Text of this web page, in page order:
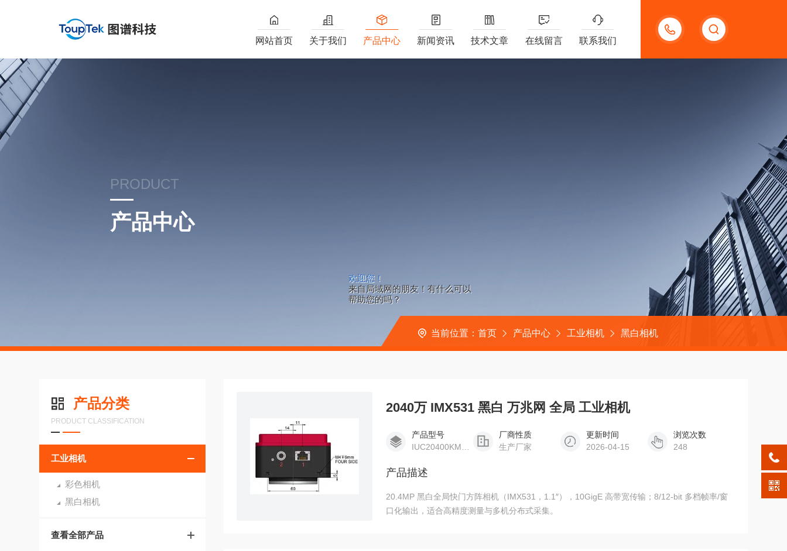
欢迎您！
来自局域网的朋友！有什么可以
帮助您的吗？
13656630023
网站首页 关于我们 产品中心 新闻资讯 技术文章 在线留言 联系我们
PRODUCT
产品中心
当前位置： 首页 产品中心 工业相机 黑白相机
产品分类
PRODUCT CLASSIFICATION
工业相机
彩色相机
黑白相机
查看全部产品
2040万 IMX531 黑白 万兆网 全局 工业相机
产品型号
厂商性质
生产厂家
更新时间
2026-04-15
浏览次数
248
产品描述
20.4MP 黑白全局快门方阵相机（IMX531，1.1″），10GigE 高带宽传输；8/12-bit 多档帧率/窗
口化输出，适合高精度测量与多机分布式采集。